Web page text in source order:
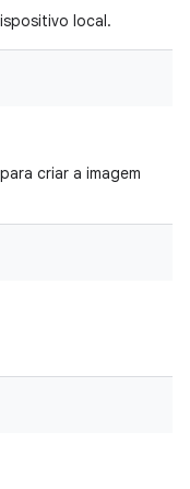
local.
criar a imagem